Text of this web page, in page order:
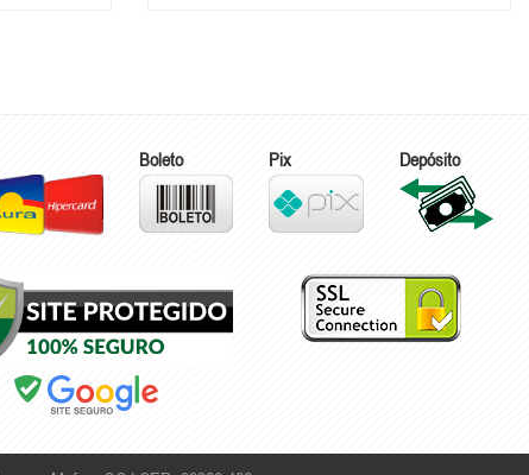
Boleto Pix Depósito